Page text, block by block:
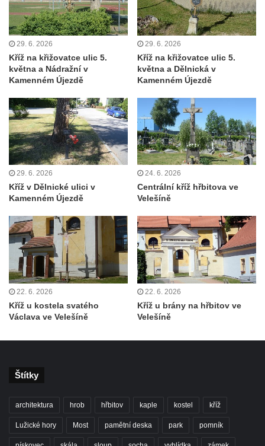
v Mikulášovicích
Kříž před kostelem svatých Petra a Pavla v
Růžové
Centrální kříž na starém hřbitově ve
Vilémově
Vilémově
Kříž u kostela Nanebevzetí Panny Marie na
křížové cestě ve Vilémově
Kříž u cesty mezi Růžovou a Kamenickou
Strání
Kříž u severní zdi kostela Nalezení svatého
Kříž na Křížové cestě na Křížovém vrchu ve
Frýdlantu
Centrální kříž hřbitova ve Sloupu v Čechách
Kříž u koryta náhonu na Chřibské Kamenici
Kříž poblíž Ovčího mostu u Tisové
Kříž naproti domu čp. 34 v Kunraticích u
29. 6. 2026
Kříž na křižovatce ulic 5.
května a Nádražní v
Kamenném Újezdě
29. 6. 2026
Kříž na křižovatce ulic 5.
května a Dělnická v
Kamenném Újezdě
29. 6. 2026
Kříž v Dělnické ulici v
Kamenném Újezdě
24. 6. 2026
Centrální kříž hřbitova ve
Velešíně
22. 6. 2026
Kříž u kostela svatého
Václava ve Velešíně
22. 6. 2026
Kříž u brány na hřbitov ve
Velešíně
Štítky
architektura hrob hřbitov kaple kostel kříž
Lužické hory Most pamětní deska park pomník